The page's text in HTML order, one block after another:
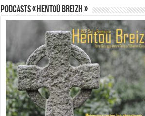
PODCASTS « Hentoù Breizh »